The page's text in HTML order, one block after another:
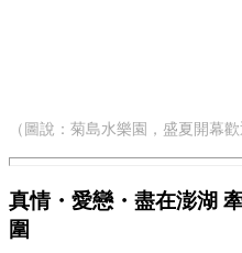
（圖說：菊島水樂園，盛夏開幕歡
真情・愛戀・盡在澎湖
圍